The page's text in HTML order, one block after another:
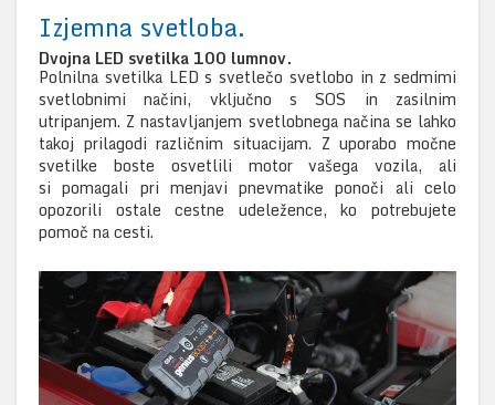
Izjemna svetloba.
Dvojna LED svetilka 100 lumnov.
Polnilna svetilka LED s svetlečo svetlobo in z sedmimi
svetlobnimi načini, vključno s SOS in zasilnim
utripanjem. Z nastavljanjem svetlobnega načina se lahko
takoj prilagodi različnim situacijam. Z uporabo močne
svetilke boste osvetlili motor vašega vozila, ali
si pomagali pri menjavi pnevmatike ponoči ali celo
opozorili ostale cestne udeležence, ko potrebujete
pomoč na cesti.